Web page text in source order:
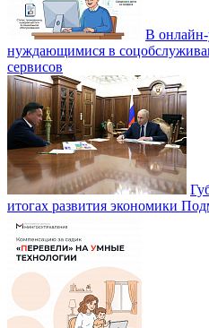
В
нуждающимися в
сервисов
итогах развития экономики